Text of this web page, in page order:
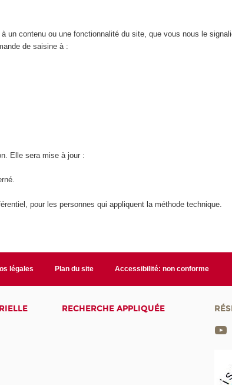
contenu ou une fonctionnalité du site, que vous nous le
de saisine à :
Elle sera mise à jour :
pour les personnes qui appliquent la méthode technique.
légales Plan du site Accessibilité: non conforme
RECHERCHE APPLIQUÉE